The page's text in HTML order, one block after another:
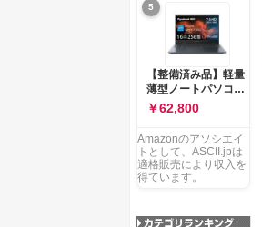
170 メモリ16GB
SSD 512GB
Microsoft 365
Personal (24か月版)
搭載 Windows 11 重
量1.7kg Wi-Fi 6E ク
ワイエットブルー
M1502NAQ-
5
【整備済み品】軽量
薄型ノートパソコン
dynabook G83 ■
13.3型
FHD(1920x1080) -
高性能第11世代Core
i5-1135G7 - メモリ
16GB - SSD 256GB
USB Type-C - MS
￥62,800
Amazonのアソシエイ
トとして、ASCII.jpは
適格販売により収入を
得ています。